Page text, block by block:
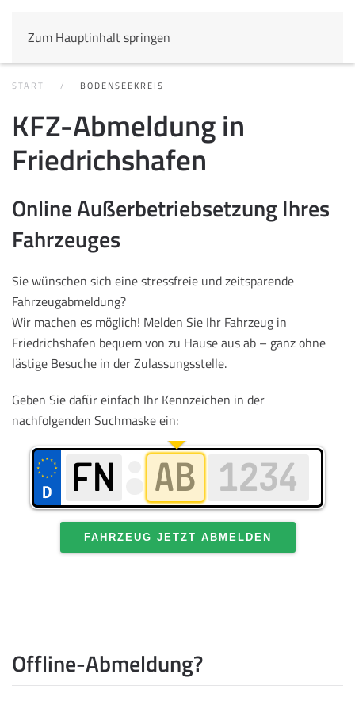
Zum Hauptinhalt springen
START BODENSEEKREIS
KFZ-Abmeldung in
Friedrichshafen
Online Außerbetriebsetzung Ihres
Fahrzeuges
Sie wünschen sich eine stressfreie und zeitsparende
Fahrzeugabmeldung?
Wir machen es möglich! Melden Sie Ihr Fahrzeug in
Friedrichshafen bequem von zu Hause aus ab – ganz ohne
lästige Besuche in der Zulassungsstelle.
Geben Sie dafür einfach Ihr Kennzeichen in der
nachfolgenden Suchmaske ein:
FAHRZEUG JETZT ABMELDEN
Offline-Abmeldung?